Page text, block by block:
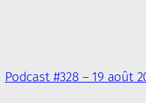
Podcast #328 – 19 août